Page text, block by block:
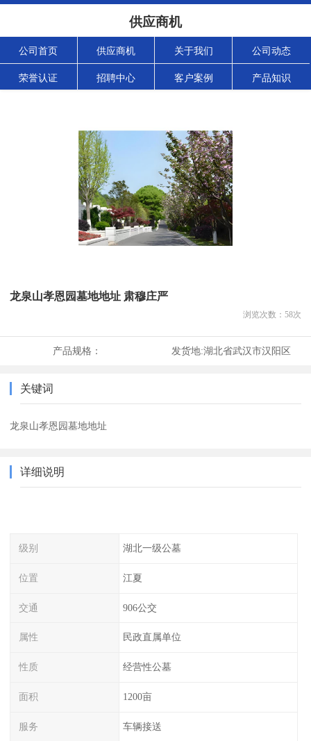
供应商机
公司首页 供应商机 关于我们 公司动态
荣誉认证 招聘中心 客户案例 产品知识
龙泉山孝恩园墓地地址 肃穆庄严
浏览次数： 58次
产品规格： 发货地:湖北省武汉市汉阳区
关键词
龙泉山孝恩园墓地地址
详细说明
级别 湖北一级公墓
位置 江夏
交通 906公交
属性 民政直属单位
性质 经营性公墓
面积 1200亩
服务 车辆接送